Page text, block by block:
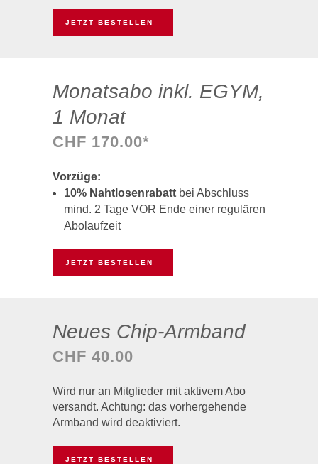
JETZT BESTELLEN
Monatsabo inkl. EGYM,
1 Monat
CHF 170.00*
Vorzüge:
10% Nahtlosenrabatt bei Abschluss
mind. 2 Tage VOR Ende einer regulären
Abolaufzeit
JETZT BESTELLEN
Neues Chip-Armband
CHF 40.00
Wird nur an Mitglieder mit aktivem Abo
versandt. Achtung: das vorhergehende
Armband wird deaktiviert.
JETZT BESTELLEN